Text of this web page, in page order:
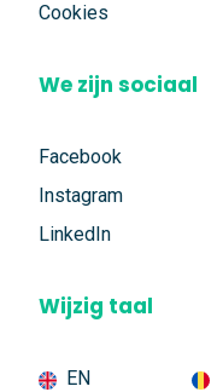
Cookies
We zijn sociaal
Facebook
Instagram
LinkedIn
Wijzig taal
EN